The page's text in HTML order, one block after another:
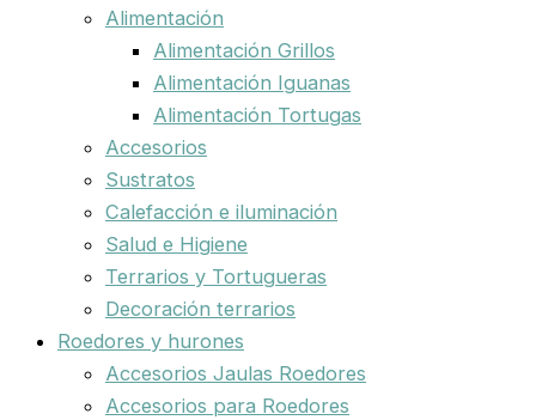
Alimentación
Alimentación Grillos
Alimentación Iguanas
Alimentación Tortugas
Accesorios
Sustratos
Calefacción e iluminación
Salud e Higiene
Terrarios y Tortugueras
Decoración terrarios
Roedores y hurones
Accesorios Jaulas Roedores
Accesorios para Roedores